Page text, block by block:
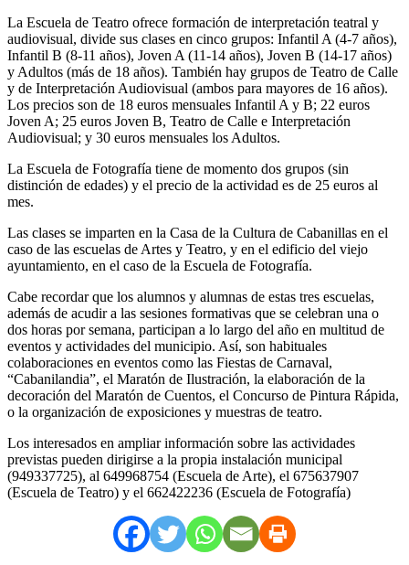
La Escuela de Teatro ofrece formación de interpretación teatral y
audiovisual, divide sus clases en cinco grupos: Infantil A (4-7 años),
Infantil B (8-11 años), Joven A (11-14 años), Joven B (14-17 años)
y Adultos (más de 18 años). También hay grupos de Teatro de Calle
y de Interpretación Audiovisual (ambos para mayores de 16 años).
Los precios son de 18 euros mensuales Infantil A y B; 22 euros
Joven A; 25 euros Joven B, Teatro de Calle e Interpretación
Audiovisual; y 30 euros mensuales los Adultos.
La Escuela de Fotografía tiene de momento dos grupos (sin
distinción de edades) y el precio de la actividad es de 25 euros al
mes.
Las clases se imparten en la Casa de la Cultura de Cabanillas en el
caso de las escuelas de Artes y Teatro, y en el edificio del viejo
ayuntamiento, en el caso de la Escuela de Fotografía.
Cabe recordar que los alumnos y alumnas de estas tres escuelas,
además de acudir a las sesiones formativas que se celebran una o
dos horas por semana, participan a lo largo del año en multitud de
eventos y actividades del municipio. Así, son habituales
colaboraciones en eventos como las Fiestas de Carnaval,
“Cabanilandia”, el Maratón de Ilustración, la elaboración de la
decoración del Maratón de Cuentos, el Concurso de Pintura Rápida,
o la organización de exposiciones y muestras de teatro.
Los interesados en ampliar información sobre las actividades
previstas pueden dirigirse a la propia instalación municipal
(949337725), al 649968754 (Escuela de Arte), el 675637907
(Escuela de Teatro) y el 662422236 (Escuela de Fotografía)